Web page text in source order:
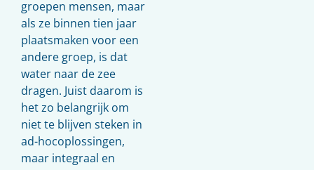
groepen mensen, maar
als ze binnen tien jaar
plaatsmaken voor een
andere groep, is dat
water naar de zee
dragen. Juist daarom is
het zo belangrijk om
niet te blijven steken in
ad-hocoplossingen,
maar integraal en